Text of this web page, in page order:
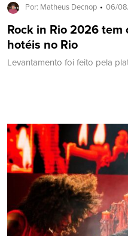
Por: Matheus Decnop 06/
Rock in Rio 2026
hotéis no Rio
Levantamento foi feito pela